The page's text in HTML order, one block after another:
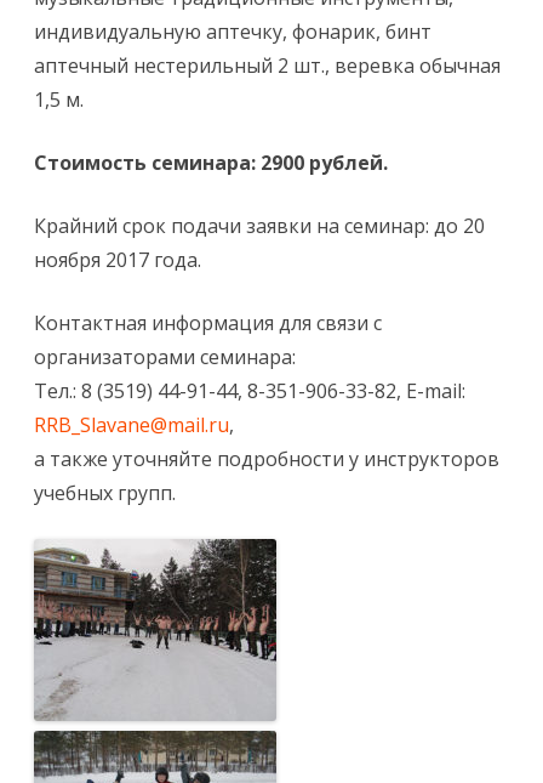
индивидуальную аптечку, фонарик, бинт
аптечный нестерильный 2 шт., веревка обычная
1,5 м.
Стоимость семинара: 2900 рублей.
Крайний срок подачи заявки на семинар: до 20
ноября 2017 года.
Контактная информация для связи с
организаторами семинара:
Тел.: 8 (3519) 44-91-44, 8-351-906-33-82, E-mail:
RRB_Slavane@mail.ru,
а также уточняйте подробности у инструкторов
учебных групп.